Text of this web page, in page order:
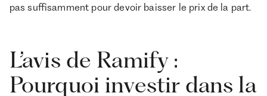
pas suffisamment pour devoir baisser le prix de la part.
L’avis de Ramify :
Pourquoi investir dans la